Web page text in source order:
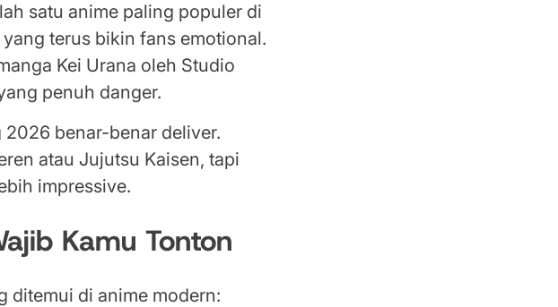
satu anime paling populer di
terus bikin fans emotional.
Kei Urana oleh Studio
penuh danger.
benar-benar deliver.
atau Jujutsu Kaisen, tapi
impressive.
Kamu Tonton
ditemui di anime modern: